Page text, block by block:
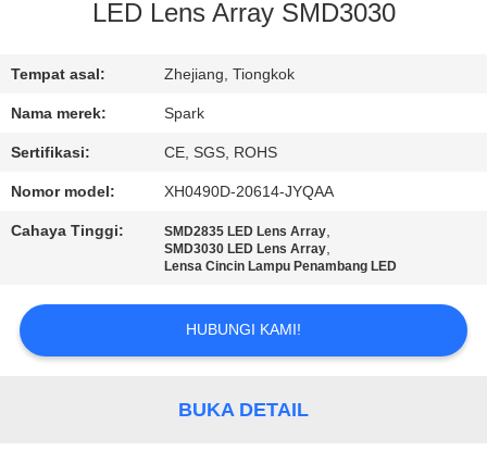
KUALITAS
HUBUNGI
KAMI
BERITA
MINTA
LED Lens Array SMD3030
Tempat asal: Zhejiang, Tiongkok
Nama merek: Spark
Sertifikasi: CE, SGS, ROHS
Nomor model: XH0490D-20614-JYQAA
Cahaya Tinggi: SMD2835 LED Lens Array,
SMD3030 LED Lens Array,
Lensa Cincin Lampu Penambang LED
HUBUNGI KAMI!
BUKA DETAIL